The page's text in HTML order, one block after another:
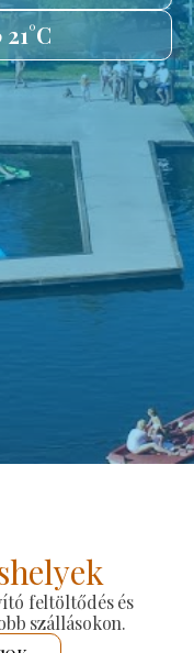
feltöltődés és
szállásokon.